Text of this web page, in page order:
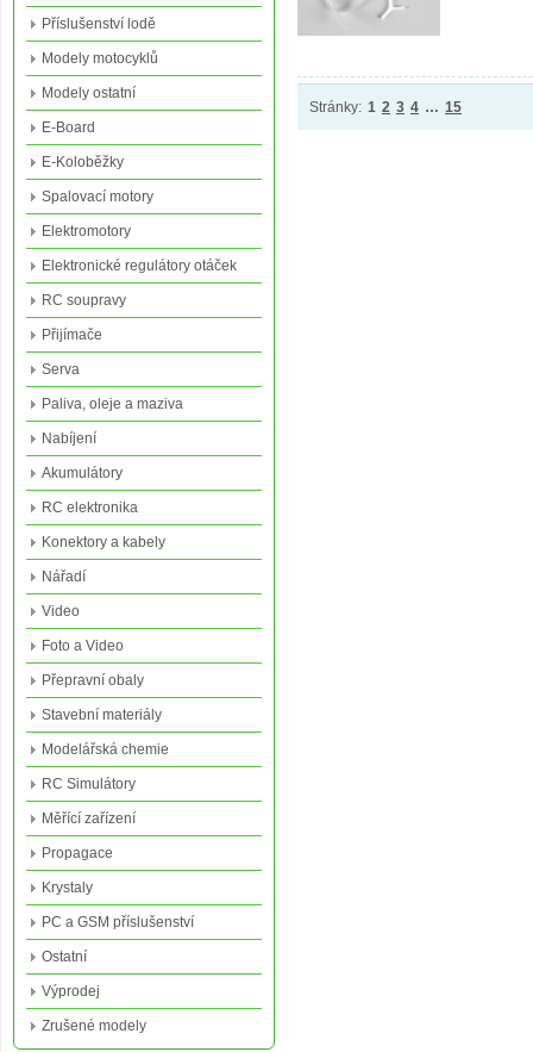
Stránky: 1 2 3 4 … 15
Příslušenství lodě
Modely motocyklů
Modely ostatní
E-Board
E-Koloběžky
Spalovací motory
Elektromotory
Elektronické regulátory otáček
RC soupravy
Přijímače
Serva
Paliva, oleje a maziva
Nabíjení
Akumulátory
RC elektronika
Konektory a kabely
Nářadí
Video
Foto a Video
Přepravní obaly
Stavební materiály
Modelářská chemie
RC Simulátory
Měřící zařízení
Propagace
Krystaly
PC a GSM příslušenství
Ostatní
Výprodej
Zrušené modely